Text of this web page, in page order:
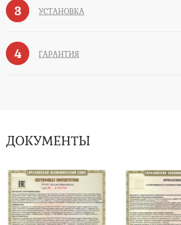
3 УСТАНОВКА
4 ГАРАНТИЯ
ДОКУМЕНТЫ